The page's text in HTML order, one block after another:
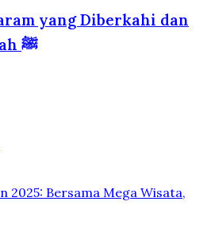
yang Diberkahi dan
Disayangi Rasulullah ﷺ
2025: Bersama Mega Wisata,